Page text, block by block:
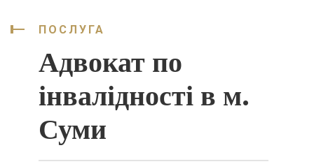
ПОСЛУГА
Адвокат по
інвалідності в м.
Суми